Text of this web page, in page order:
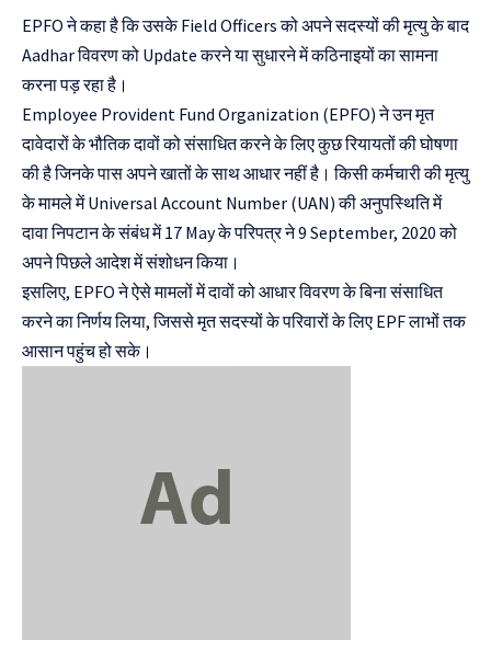
EPFO ने कहा है कि उसके Field Officers को अपने सदस्यों की मृत्यु के बाद
Aadhar विवरण को Update करने या सुधारने में कठिनाइयों का सामना
करना पड़ रहा है।
Employee Provident Fund Organization (EPFO) ने उन मृत
दावेदारों के भौतिक दावों को संसाधित करने के लिए कुछ रियायतों की घोषणा
की है जिनके पास अपने खातों के साथ आधार नहीं है। किसी कर्मचारी की मृत्यु
के मामले में Universal Account Number (UAN) की अनुपस्थिति में
दावा निपटान के संबंध में 17 May के परिपत्र ने 9 September, 2020 को
अपने पिछले आदेश में संशोधन किया।
इसलिए, EPFO ने ऐसे मामलों में दावों को आधार विवरण के बिना संसाधित
करने का निर्णय लिया, जिससे मृत सदस्यों के परिवारों के लिए EPF लाभों तक
आसान पहुंच हो सके।